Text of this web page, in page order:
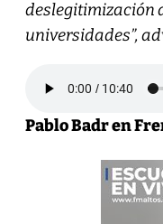
deslegitimización
universidades”,
Pablo Badr en